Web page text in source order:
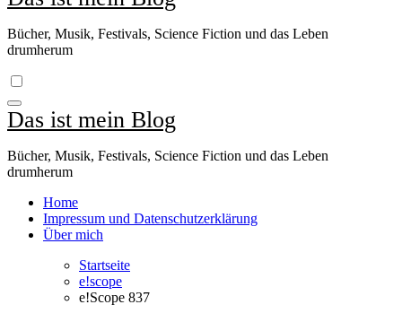
Bücher, Musik, Festivals, Science Fiction und das Leben
drumherum
Das ist mein Blog
Bücher, Musik, Festivals, Science Fiction und das Leben
drumherum
Home
Impressum und Datenschutzerklärung
Über mich
Startseite
e!scope
e!Scope 837